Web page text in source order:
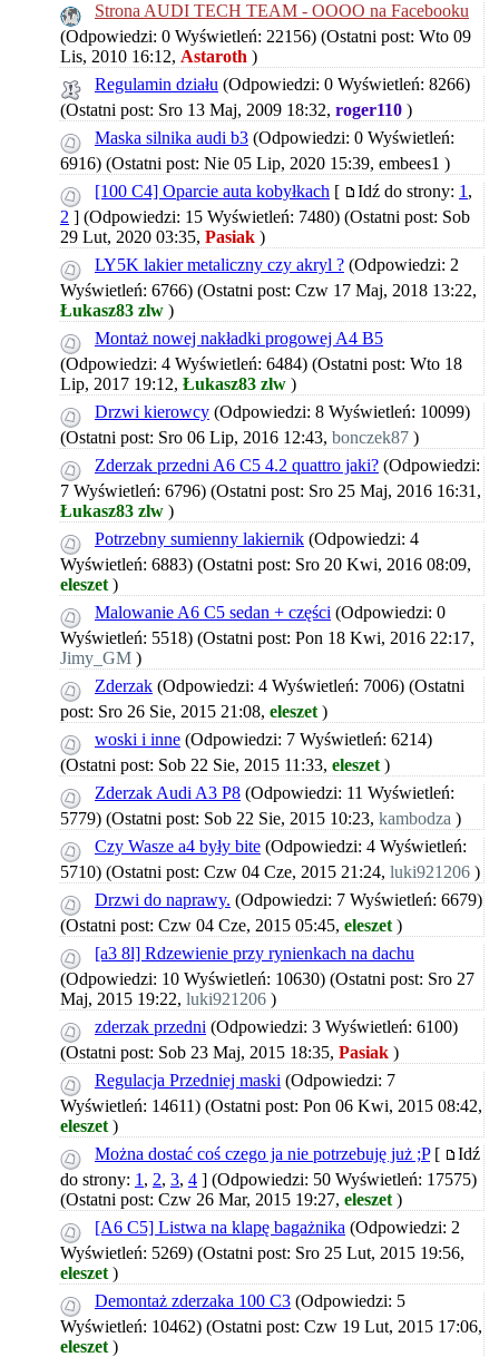
Strona AUDI TECH TEAM - OOOO na Facebooku
(Odpowiedzi: 0 Wyświetleń: 22156) (Ostatni post: Wto 09
Lis, 2010 16:12, Astaroth )
Regulamin działu (Odpowiedzi: 0 Wyświetleń: 8266)
(Ostatni post: Sro 13 Maj, 2009 18:32, roger110 )
Maska silnika audi b3 (Odpowiedzi: 0 Wyświetleń:
6916) (Ostatni post: Nie 05 Lip, 2020 15:39, embees1 )
[100 C4] Oparcie auta kobyłkach [ Idź do strony: 1 ,
2 ] (Odpowiedzi: 15 Wyświetleń: 7480) (Ostatni post: Sob
29 Lut, 2020 03:35, Pasiak )
LY5K lakier metaliczny czy akryl ? (Odpowiedzi: 2
Wyświetleń: 6766) (Ostatni post: Czw 17 Maj, 2018 13:22,
Łukasz83 zlw )
Montaż nowej nakładki progowej A4 B5
(Odpowiedzi: 4 Wyświetleń: 6484) (Ostatni post: Wto 18
Lip, 2017 19:12, Łukasz83 zlw )
Drzwi kierowcy (Odpowiedzi: 8 Wyświetleń: 10099)
(Ostatni post: Sro 06 Lip, 2016 12:43, bonczek87 )
Zderzak przedni A6 C5 4.2 quattro jaki? (Odpowiedzi:
7 Wyświetleń: 6796) (Ostatni post: Sro 25 Maj, 2016 16:31,
Łukasz83 zlw )
Potrzebny sumienny lakiernik (Odpowiedzi: 4
Wyświetleń: 6883) (Ostatni post: Sro 20 Kwi, 2016 08:09,
eleszet )
Malowanie A6 C5 sedan + części (Odpowiedzi: 0
Wyświetleń: 5518) (Ostatni post: Pon 18 Kwi, 2016 22:17,
Jimy_GM )
Zderzak (Odpowiedzi: 4 Wyświetleń: 7006) (Ostatni
post: Sro 26 Sie, 2015 21:08, eleszet )
woski i inne (Odpowiedzi: 7 Wyświetleń: 6214)
(Ostatni post: Sob 22 Sie, 2015 11:33, eleszet )
Zderzak Audi A3 P8 (Odpowiedzi: 11 Wyświetleń:
5779) (Ostatni post: Sob 22 Sie, 2015 10:23, kambodza )
Czy Wasze a4 były bite (Odpowiedzi: 4 Wyświetleń:
5710) (Ostatni post: Czw 04 Cze, 2015 21:24, luki921206 )
Drzwi do naprawy. (Odpowiedzi: 7 Wyświetleń: 6679)
(Ostatni post: Czw 04 Cze, 2015 05:45, eleszet )
[a3 8l] Rdzewienie przy rynienkach na dachu
(Odpowiedzi: 10 Wyświetleń: 10630) (Ostatni post: Sro 27
Maj, 2015 19:22, luki921206 )
zderzak przedni (Odpowiedzi: 3 Wyświetleń: 6100)
(Ostatni post: Sob 23 Maj, 2015 18:35, Pasiak )
Regulacja Przedniej maski (Odpowiedzi: 7
Wyświetleń: 14611) (Ostatni post: Pon 06 Kwi, 2015 08:42,
eleszet )
Można dostać coś czego ja nie potrzebuję już ;P [
Idź
do strony: 1 , 2, 3, 4 ] (Odpowiedzi: 50 Wyświetleń: 17575)
(Ostatni post: Czw 26 Mar, 2015 19:27, eleszet )
[A6 C5] Listwa na klapę bagażnika (Odpowiedzi: 2
Wyświetleń: 5269) (Ostatni post: Sro 25 Lut, 2015 19:56,
eleszet )
Demontaż zderzaka 100 C3 (Odpowiedzi: 5
Wyświetleń: 10462) (Ostatni post: Czw 19 Lut, 2015 17:06,
eleszet )